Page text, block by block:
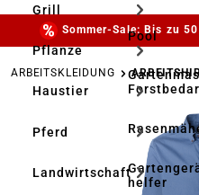
Grill
Pflanze
Haustier
Pferd
Landwirtschaft
Pool
helfer
Sommer-Sale: Bis zu
ARBEITSKLEIDUNG
Bildergalerie